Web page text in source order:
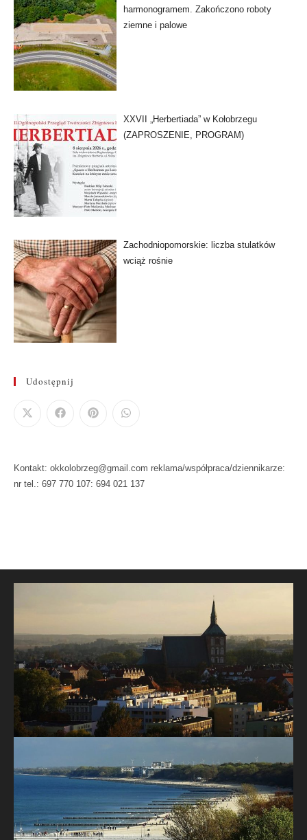
harmonogramem. Zakończono roboty
ziemne i palowe
XXVII „Herbertiada” w Kołobrzegu
(ZAPROSZENIE, PROGRAM)
Zachodniopomorskie: liczba stulatków
wciąż rośnie
Udostępnij
Kontakt: okkolobrzeg@gmail.com reklama/współpraca/dziennikarze:
nr tel.: 697 770 107: 694 021 137